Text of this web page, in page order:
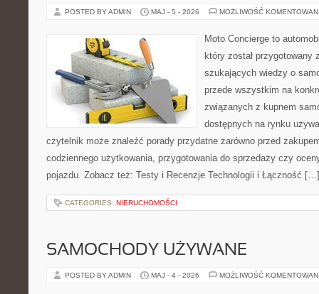
POSTED BY ADMIN MAJ - 5 - 2026 MOŻLIWOŚĆ
Moto Concierge to
który został przygotowany
szukających wiedzy o
przede wszystkim na
związanych z kupnem
dostępnych na rynku
czytelnik może znaleźć porady przydatne zarówno przed
codziennego użytkowania, przygotowania do sprzedaży czy
pojazdu. Zobacz też: Testy i Recenzje Technologii i Łączność […]
CATEGORIES: NIERUCHOMOŚCI
SAMOCHODY UŻYWANE
POSTED BY ADMIN MAJ - 4 - 2026 MOŻLIWOŚĆ